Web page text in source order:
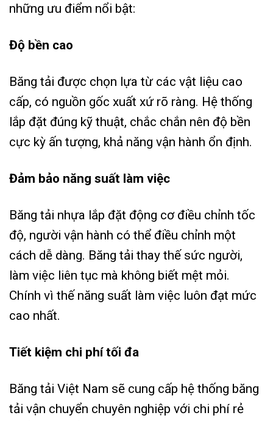
những ưu điểm nổi bật:
Độ bền cao
Băng tải được chọn lựa từ các vật liệu cao
cấp, có nguồn gốc xuất xứ rõ ràng. Hệ thống
lắp đặt đúng kỹ thuật, chắc chắn nên độ bền
cực kỳ ấn tượng, khả năng vận hành ổn định.
Đảm bảo năng suất làm việc
Băng tải nhựa lắp đặt động cơ điều chỉnh tốc
độ, người vận hành có thể điều chỉnh một
cách dễ dàng. Băng tải thay thế sức người,
làm việc liên tục mà không biết mệt mỏi.
Chính vì thế năng suất làm việc luôn đạt mức
cao nhất.
Tiết kiệm chi phí tối đa
Băng tải Việt Nam sẽ cung cấp hệ thống băng
tải vận chuyển chuyên nghiệp với chi phí rẻ